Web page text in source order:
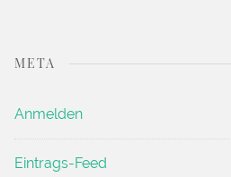
META
Anmelden
Eintrags-Feed